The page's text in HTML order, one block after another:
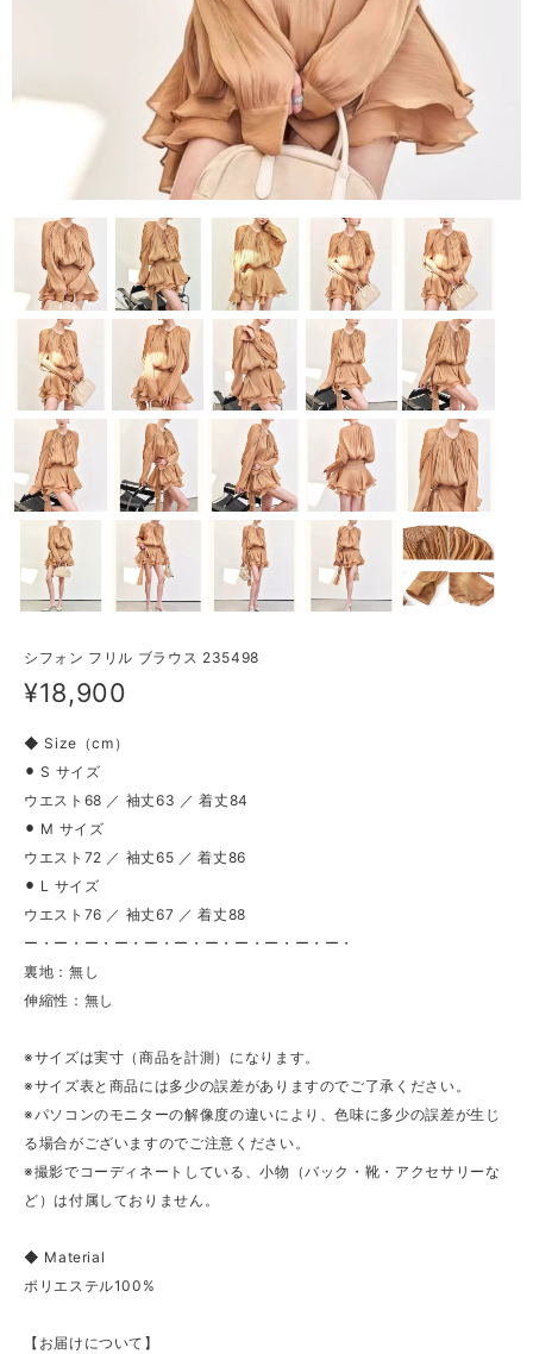
シフォン フリル ブラウス 235498
¥18,900
◆ Size（cm）
⚫︎ S サイズ
ウエスト68 ／ 袖丈63 ／ 着丈84
⚫︎ M サイズ
ウエスト72 ／ 袖丈65 ／ 着丈86
⚫︎ L サイズ
ウエスト76 ／ 袖丈67 ／ 着丈88
ー・ー・ー・ー・ー・ー・ー・ー・ー・ー・ー・
裏地：無し
伸縮性：無し
※サイズは実寸（商品を計測）になります。
※サイズ表と商品には多少の誤差がありますのでご了承ください。
※パソコンのモニターの解像度の違いにより、色味に多少の誤差が生じ
る場合がございますのでご注意ください。
※撮影でコーディネートしている、小物（バック・靴・アクセサリーな
ど）は付属しておりません。
◆ Material
ポリエステル100%
【お届けについて】